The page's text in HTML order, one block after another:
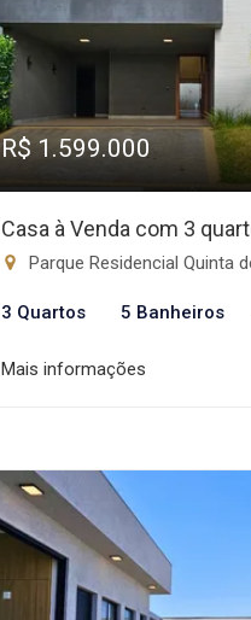
R$ 1.599.000
Casa à Venda com 3
Parque Residencial Quinta do
3 Quartos 5 Banheiros
Mais informações